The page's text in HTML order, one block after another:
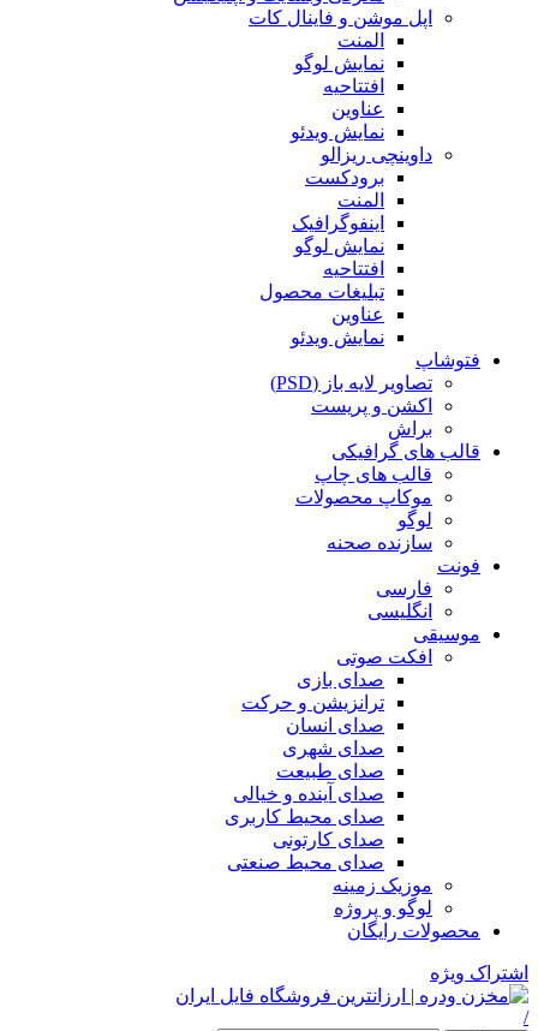
اپل موشن و فاینال کات
المنت
نمایش لوگو
افتتاحیه
عناوین
نمایش ویدئو
داوینچی ریزالو
برودکست
المنت
اینفوگرافیک
نمایش لوگو
افتتاحیه
تبلیغات محصول
عناوین
نمایش ویدئو
فتوشاپ
تصاویر لایه باز (PSD)
اکشن و پریست
براش
قالب های گرافیکی
قالب های چاپ
موکاپ محصولات
لوگو
سازنده صحنه
فونت
فارسی
انگلیسی
موسیقی
افکت صوتی
صدای بازی
ترانزیشن و حرکت
صدای انسان
صدای شهری
صدای طبیعت
صدای آینده و خیالی
صدای محیط کاربری
صدای کارتونی
صدای محیط صنعتی
موزیک زمینه
لوگو و پروژه
محصولات رایگان
اشتراک ویژه
/